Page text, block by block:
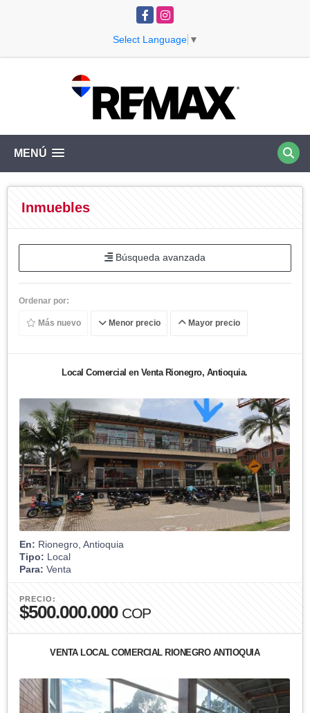
FacebookInstagram
Select Language ▼
MENÚ
Inmuebles
Búsqueda avanzada
Ordenar por:
Más nuevo Menor precio Mayor precio
Local Comercial en Venta Rionegro, Antioquia.
En: Rionegro, Antioquia
Tipo: Local
Para: Venta
PRECIO:
$500.000.000 COP
VENTA LOCAL COMERCIAL RIONEGRO ANTIOQUIA